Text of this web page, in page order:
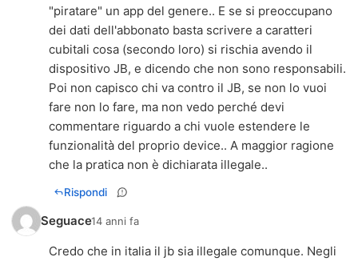
"piratare" un app del genere.. E se si preoccupano
dei dati dell'abbonato basta scrivere a caratteri
cubitali cosa (secondo loro) si rischia avendo il
dispositivo JB, e dicendo che non sono responsabili.
Poi non capisco chi va contro il JB, se non lo vuoi
fare non lo fare, ma non vedo perché devi
commentare riguardo a chi vuole estendere le
funzionalità del proprio device.. A maggior ragione
che la pratica non è dichiarata illegale..
Rispondi
Seguace14 anni fa
Credo che in italia il jb sia illegale comunque. Negli